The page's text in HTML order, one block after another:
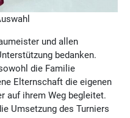
und allen
bedanken.
die Familie
Elternschaft die eigenen
auf ihrem Weg begleitet.
Umsetzung des Turniers